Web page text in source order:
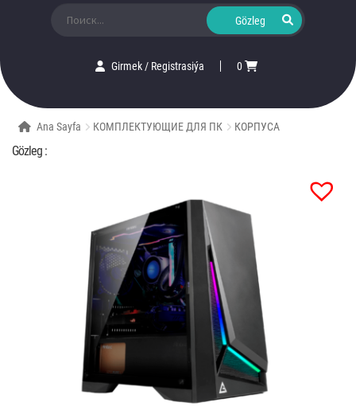
Girmek/ Registrasiýa 0
Ana Sayfa КОМПЛЕКТУЮЩИЕ ДЛЯ ПК КОРПУСА
Gözleg :